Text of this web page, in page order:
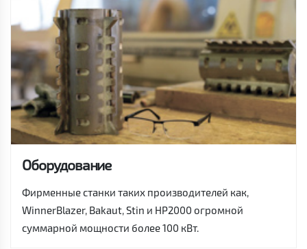
Оборудование
Фирменные станки таких производителей как,
WinnerBlazer, Bakaut, Stin и HP2000 огромной
суммарной мощности более 100 кВт.